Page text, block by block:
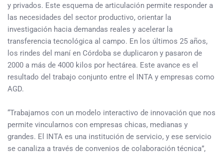
y privados. Este esquema de articulación permite responder a
las necesidades del sector productivo, orientar la
investigación hacia demandas reales y acelerar la
transferencia tecnológica al campo. En los últimos 25 años,
los rindes del maní en Córdoba se duplicaron y pasaron de
2000 a más de 4000 kilos por hectárea. Este avance es el
resultado del trabajo conjunto entre el INTA y empresas como
AGD.
“Trabajamos con un modelo interactivo de innovación que nos
permite vincularnos con empresas chicas, medianas y
grandes. El INTA es una institución de servicio, y ese servicio
se canaliza a través de convenios de colaboración técnica”,